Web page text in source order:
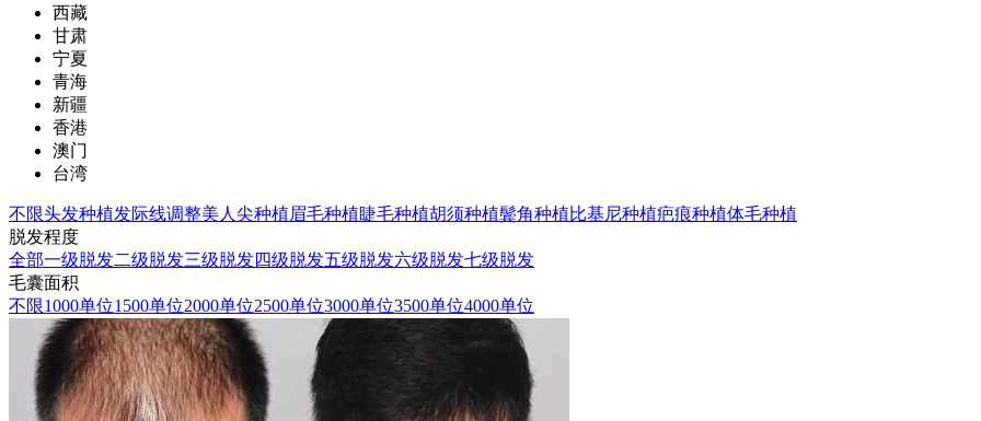
西藏
甘肃
宁夏
青海
新疆
香港
澳门
台湾
不限头发种植发际线调整美人尖种植眉毛种植睫毛种植胡须种植鬓角种植比基尼种植疤痕种植体毛种植
脱发程度
全部一级脱发二级脱发三级脱发四级脱发五级脱发六级脱发七级脱发
毛囊面积
不限1000单位1500单位2000单位2500单位3000单位3500单位4000单位